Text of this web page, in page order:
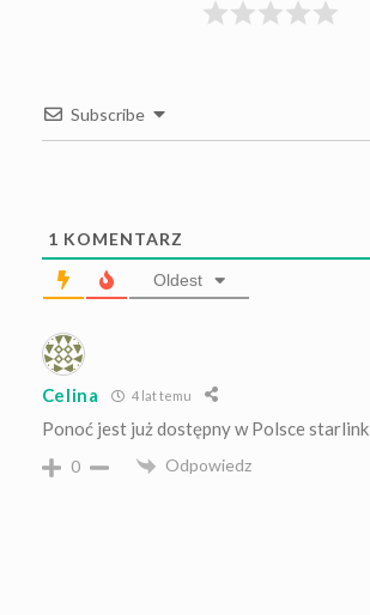
Subscribe
1 KOMENTARZ
Oldest
Celina 4 lat temu
Ponoć jest już dostępny w Polsce starlink
0 Odpowiedz